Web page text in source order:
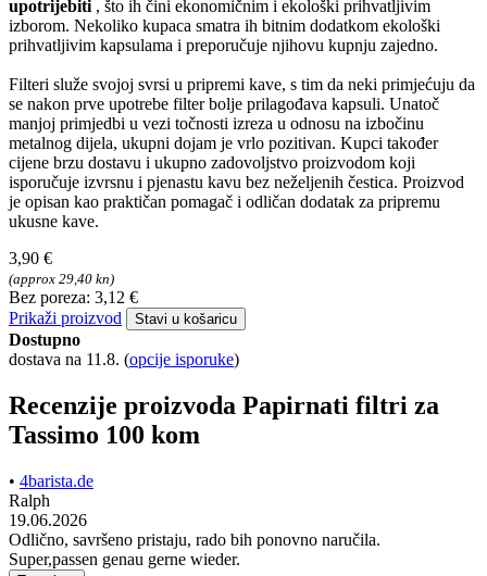
upotrijebiti , što ih čini ekonomičnim i ekološki prihvatljivim
izborom. Nekoliko kupaca smatra ih bitnim dodatkom ekološki
prihvatljivim kapsulama i preporučuje njihovu kupnju zajedno.
Filteri služe svojoj svrsi u pripremi kave, s tim da neki primjećuju da
se nakon prve upotrebe filter bolje prilagođava kapsuli. Unatoč
manjoj primjedbi u vezi točnosti izreza u odnosu na izbočinu
metalnog dijela, ukupni dojam je vrlo pozitivan. Kupci također
cijene brzu dostavu i ukupno zadovoljstvo proizvodom koji
isporučuje izvrsnu i pjenastu kavu bez neželjenih čestica. Proizvod
je opisan kao praktičan pomagač i odličan dodatak za pripremu
ukusne kave.
3,90 €
(approx 29,40 kn)
Bez poreza: 3,12 €
Prikaži proizvod
Stavi u košaricu
Dostupno
dostava na 11.8. (opcije isporuke)
Recenzije proizvoda Papirnati filtri za
Tassimo 100 kom
• 4barista.de
Ralph
19.06.2026
Odlično, savršeno pristaju, rado bih ponovno naručila.
Super,passen genau gerne wieder.